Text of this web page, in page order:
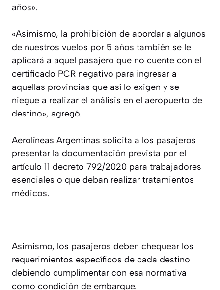
años».
«Asimismo, la prohibición de abordar a algunos
de nuestros vuelos por 5 años también se le
aplicará a aquel pasajero que no cuente con el
certificado PCR negativo para ingresar a
aquellas provincias que así lo exigen y se
niegue a realizar el análisis en el aeropuerto de
destino», agregó.
Aerolíneas Argentinas solicita a los pasajeros
presentar la documentación prevista por el
artículo 11 decreto 792/2020 para trabajadores
esenciales o que deban realizar tratamientos
médicos.
Asimismo, los pasajeros deben chequear los
requerimientos específicos de cada destino
debiendo cumplimentar con esa normativa
como condición de embarque.